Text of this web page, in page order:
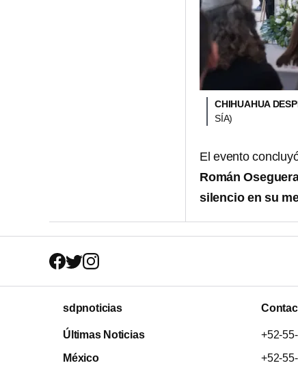
CHIHUAHUA
SÍA)
El evento
Román
silencio en su
sdpnoticias
Últimas Noticias
México
+52-
+52-